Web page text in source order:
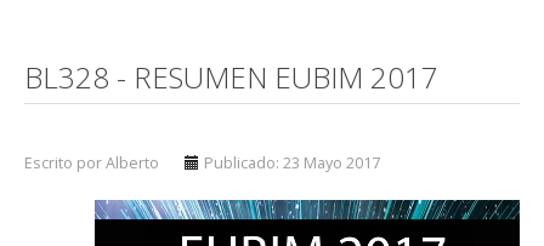
BL328 - RESUMEN EUBIM 2017
Escrito por Alberto Publicado: 23 Mayo 2017